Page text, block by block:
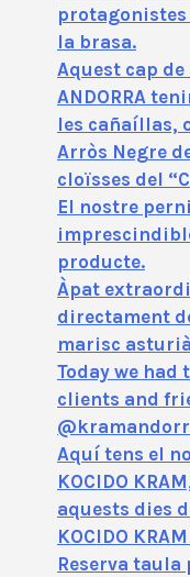
protagonistes
la brasa.
Aquest cap
ANDORRA
les cañaíllas,
Arròs Negre
cloïsses del
El nostre
producte.
Àpat
directament
marisc
Today we
clients and
Aquí tens el
KOCIDO
aquests dies
KOCIDO
Reserva